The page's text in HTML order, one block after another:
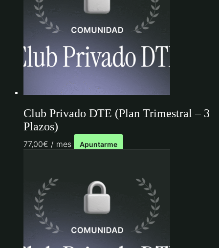
Club Privado DTE (Plan Trimestral – 3
Plazos)
77,00€ / mes Apuntarme